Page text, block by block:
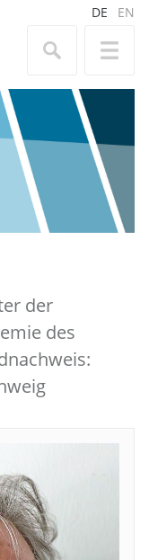
DE EN
der
des